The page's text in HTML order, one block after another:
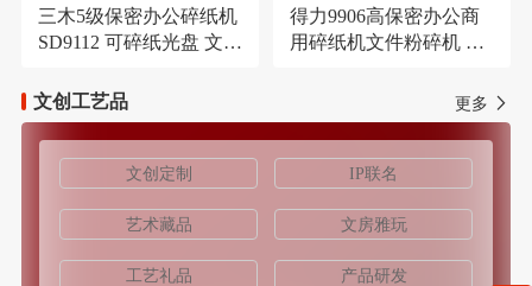
三木5级保密办公碎纸机
SD9112 可碎纸光盘 文件
得力9906高保密办公商
用碎纸机文件粉碎机 长
文创工艺品
更多
文创定制 IP联名
艺术藏品 文房雅玩
工艺礼品 产品研发